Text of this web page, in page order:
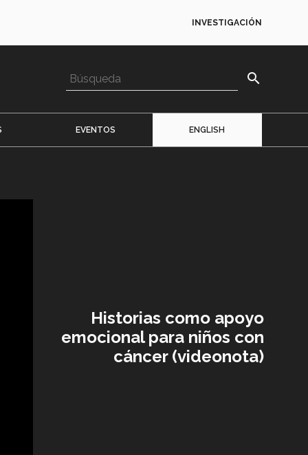
INVESTIGACIÓN
search
EVENTOS ENGLISH
Historias como apoyo
emocional para niños con
cáncer (videonota)